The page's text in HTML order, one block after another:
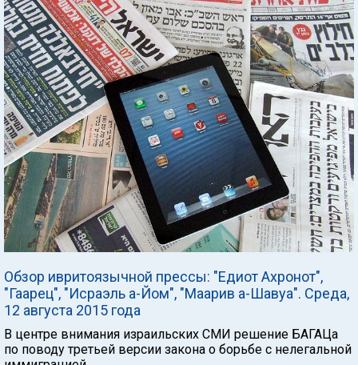
Обзор ивритоязычной прессы: "Едиот Ахронот",
"Гаарец", "Исраэль а-Йом", "Маарив а-Шавуа". Среда,
12 августа 2015 года
В центре внимания израильских СМИ решение БАГАЦа
по поводу третьей версии закона о борьбе с нелегальной